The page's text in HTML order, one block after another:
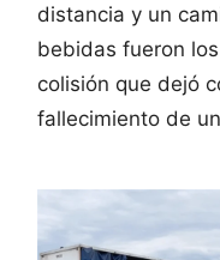
distancia y un
bebidas fueron
colisión que dejó
fallecimiento de